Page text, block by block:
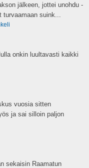
jälkeen, jottei unohdu -
suink...
onkin luultavasti kaikki
vuosia sitten
ja sai silloin paljon
sekaisin Raamatun